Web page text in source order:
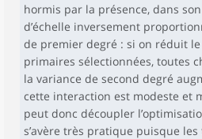
hormis par la présence, dans
d’échelle inversement
de premier degré : si on réduit le
primaires sélectionnées, toutes
la variance de second degré
cette interaction est modeste et
peut donc découpler
s’avère très pratique puisque